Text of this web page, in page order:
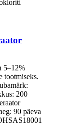
5–12%
tootmiseks.
200
90 päeva